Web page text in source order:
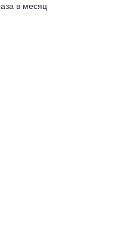
в месяц